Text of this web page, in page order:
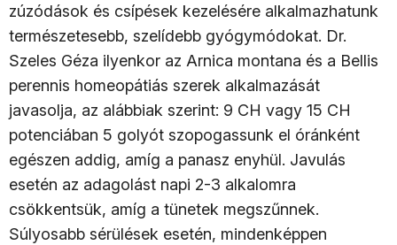
zúzódások és csípések kezelésére alkalmazhatunk
természetesebb, szelídebb gyógymódokat. Dr.
Szeles Géza ilyenkor az Arnica montana és a Bellis
perennis homeopátiás szerek alkalmazását
javasolja, az alábbiak szerint: 9 CH vagy 15 CH
potenciában 5 golyót szopogassunk el óránként
egészen addig, amíg a panasz enyhül. Javulás
esetén az adagolást napi 2-3 alkalomra
csökkentsük, amíg a tünetek megszűnnek.
Súlyosabb sérülések esetén, mindenképpen